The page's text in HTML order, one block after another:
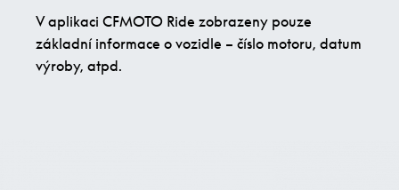
V aplikaci CFMOTO Ride zobrazeny pouze
základní informace o vozidle – číslo motoru, datum
výroby, atpd.